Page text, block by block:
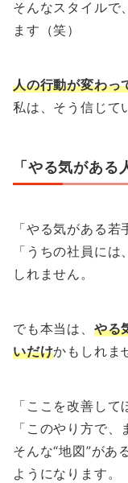
そんなスタイルで
ます（笑）
人の行動が変わっ
私は、そう信じて
「やる気がある
「やる気がある
「うちの社員に
しれません。
でも本当は、 やる
いだけかもしれま
「ここを改善して
「このやり方で、
そんな“地図”があ
ようになります。